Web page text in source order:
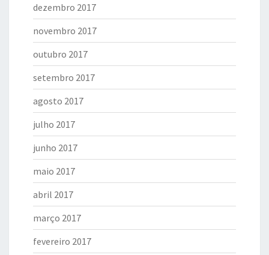
dezembro 2017
novembro 2017
outubro 2017
setembro 2017
agosto 2017
julho 2017
junho 2017
maio 2017
abril 2017
março 2017
fevereiro 2017